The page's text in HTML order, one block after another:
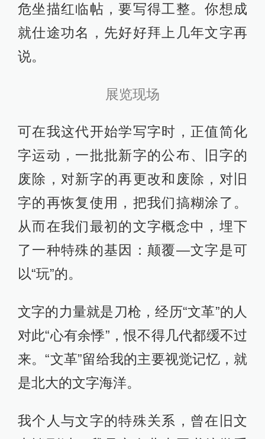
危坐描红临帖，要写得工整。你想成
就仕途功名，先好好拜上几年文字再
说。
展览现场
可在我这代开始学写字时，正值简化
字运动，一批批新字的公布、旧字的
废除，对新字的再更改和废除，对旧
字的再恢复使用，把我们搞糊涂了。
从而在我们最初的文字概念中，埋下
了一种特殊的基因：颠覆—文字是可
以“玩”的。
文字的力量就是刀枪，经历“文革”的人
对此“心有余悸”，恨不得几代都缓不过
来。“文革”留给我的主要视觉记忆，就
是北大的文字海洋。
我个人与文字的特殊关系，曾在旧文